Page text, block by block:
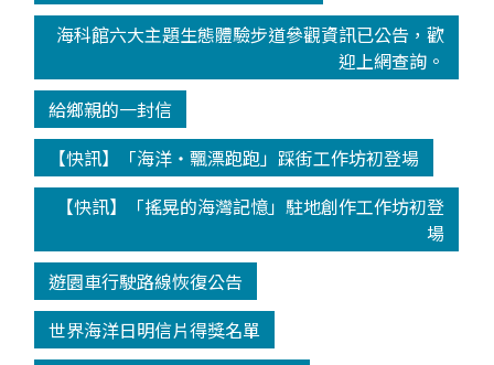
海科館六大主題生態體驗步道參觀資訊已公告，歡
迎上網查詢。
給鄉親的一封信
【快訊】「海洋‧飄漂跑跑」踩街工作坊初登場
【快訊】「搖晃的海灣記憶」駐地創作工作坊初登
場
遊園車行駛路線恢復公告
世界海洋日明信片得獎名單